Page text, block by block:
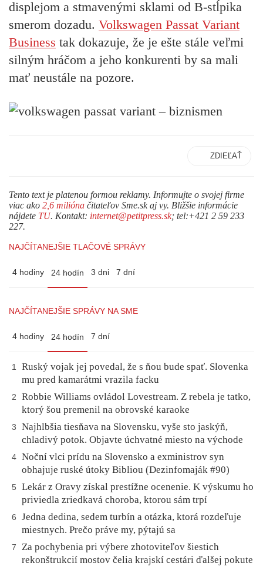
displejom a stmavenými sklami od B-stĺpika
smerom dozadu. Volkswagen Passat Variant
Business tak dokazuje, že je ešte stále veľmi
silným hráčom a jeho konkurenti by sa mali
mať neustále na pozore.
ZDIEĽAŤ
Tento text je platenou formou reklamy. Informujte o svojej firme
viac ako 2,6 milióna čitateľov Sme.sk aj vy. Bližšie informácie
nájdete TU. Kontakt: internet@petitpress.sk; tel:+421 2 59 233
227.
NAJČÍTANEJŠIE TLAČOVÉ SPRÁVY
4 hodiny 24 hodín 3 dni 7 dní
NAJČÍTANEJŠIE SPRÁVY NA SME
4 hodiny 24 hodín 7 dní
1
Ruský vojak jej povedal, že s ňou bude spať. Slovenka
mu pred kamarátmi vrazila facku
2
Robbie Williams ovládol Lovestream. Z rebela je tatko,
ktorý šou premenil na obrovské karaoke
3
Najhlbšia tiesňava na Slovensku, vyše sto jaskýň,
chladivý potok. Objavte úchvatné miesto na východe
4 Noční vlci prídu na Slovensko a exministrov syn
obhajuje ruské útoky Bibliou (Dezinfomaják #90)
5
Lekár z Oravy získal prestížne ocenenie. K výskumu ho
priviedla zriedkavá choroba, ktorou sám trpí
6
Jedna dedina, sedem turbín a otázka, ktorá rozdeľuje
miestnych. Prečo práve my, pýtajú sa
7
Za pochybenia pri výbere zhotoviteľov šiestich
rekonštrukcií mostov čelia krajskí cestári ďalšej pokute